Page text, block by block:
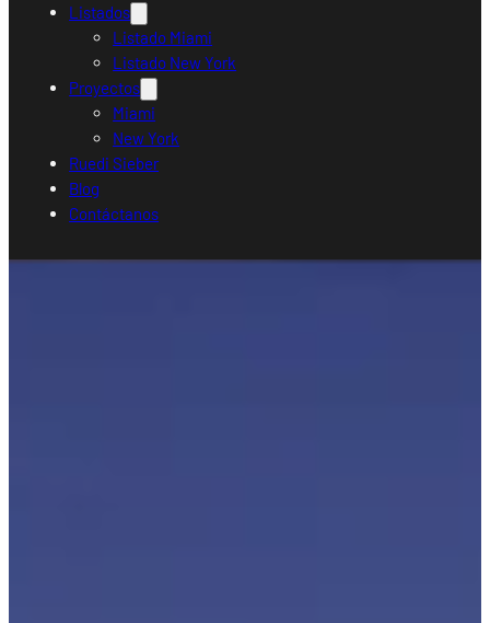
Listados
Listado Miami
Listado New York
Proyectos
Miami
New York
Ruedi Sieber
Blog
Contáctanos